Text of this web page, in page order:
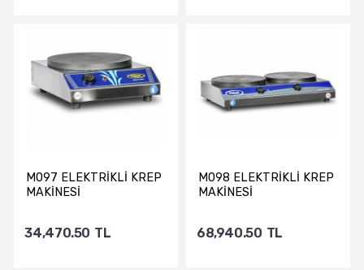
Sepete Ekle
M097 ELEKTRİKLİ KREP
MAKİNESİ
34,470.50 TL
M098 ELEKTRİKLİ KREP
MAKİNESİ
68,940.50 TL